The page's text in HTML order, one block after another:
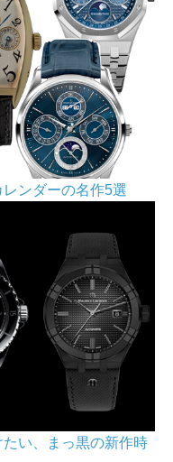
ンダーの名作5選
い、まっ黒の新作時